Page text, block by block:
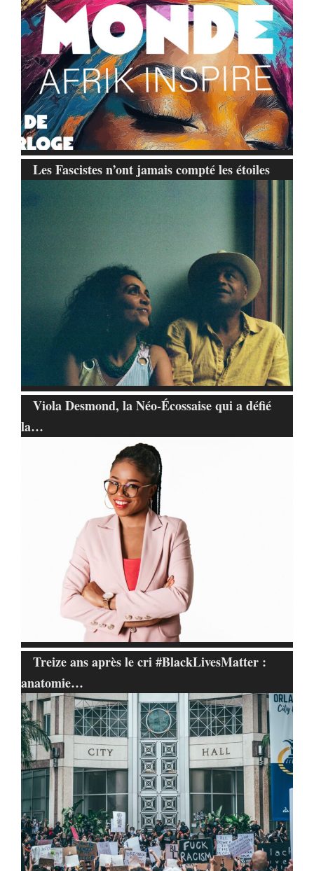
Les Fascistes n’ont jamais compté les étoiles
Viola Desmond, la Néo-Écossaise qui a défié
la…
Treize ans après le cri #BlackLivesMatter :
anatomie…